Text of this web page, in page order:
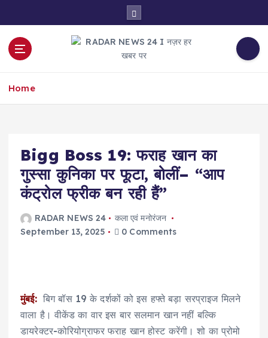
o
Home
Bigg Boss 19: फराह खान का
गुस्सा कुनिका पर फूटा, बोलीं– “आप
कंट्रोल फ्रीक बन रही हैं”
RADAR NEWS 24
कला एवं मनोरंजन
September 13, 2025
0 Comments
मुंबई: बिग बॉस 19 के दर्शकों को इस हफ्ते बड़ा सरप्राइज मिलने
वाला है। वीकेंड का वार इस बार सलमान खान नहीं बल्कि
डायरेक्टर-कोरियोग्राफर फराह खान होस्ट करेंगी। शो का प्रोमो